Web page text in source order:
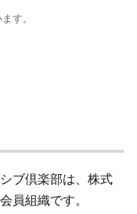
す。
ブ倶楽部は、株式
員組織です。